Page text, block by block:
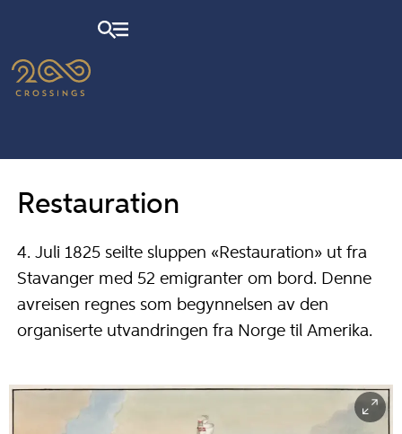
Restauration
4. Juli 1825 seilte sluppen «Restauration» ut fra
Stavanger med 52 emigranter om bord. Denne
avreisen regnes som begynnelsen av den
organiserte utvandringen fra Norge til Amerika.